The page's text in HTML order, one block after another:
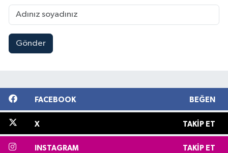
Gönder
FACEBOOK BEĞEN
X TAKIP ET
INSTAGRAM TAKIP ET